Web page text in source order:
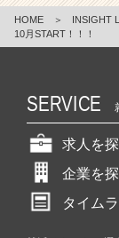
HOME ＞ INSIGHT
10月START！！！
SERVICE
求人を
企業を
タイム